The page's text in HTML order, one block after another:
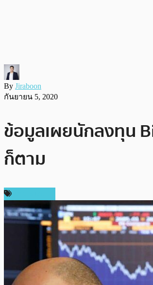
By Jiraboon
กันยายน 5, 2020
ข้อมูลเผยนักลงทุน
ก็ตาม